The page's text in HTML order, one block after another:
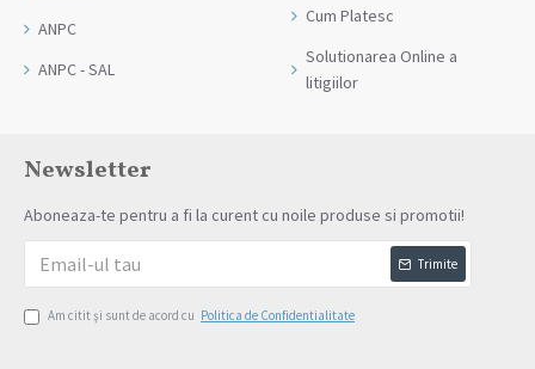
ANPC
ANPC - SAL
Cum Platesc
Solutionarea Online a
litigiilor
Newsletter
Aboneaza-te pentru a fi la curent cu noile produse si promotii!
Trimite
Am citit şi sunt de acord cu Politica de Confidentialitate